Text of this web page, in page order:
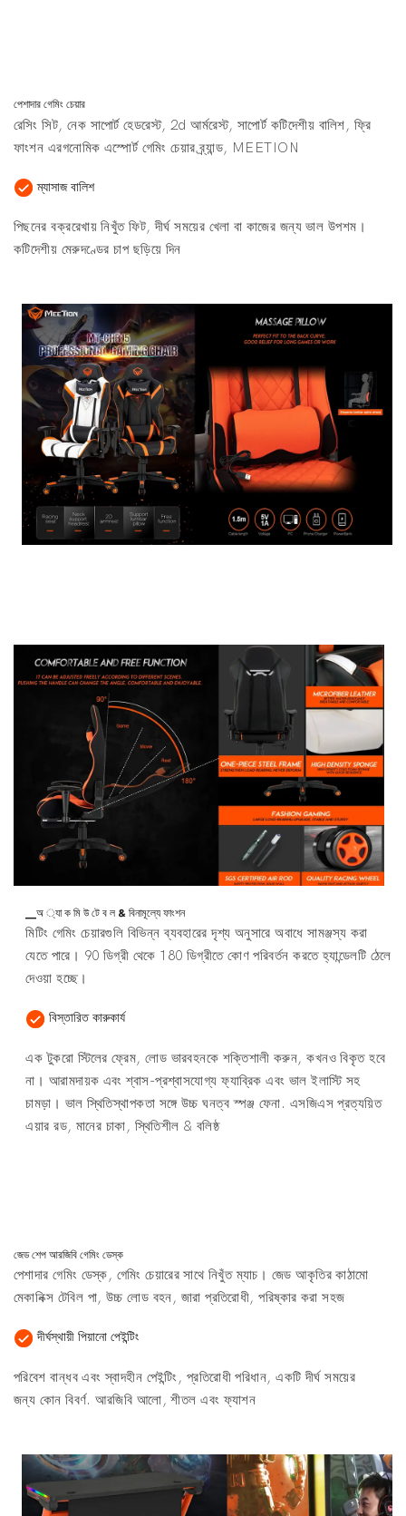
পেশাদার গেমিং চেয়ার
রেসিং সিট, নেক সাপোর্ট হেডরেস্ট, 2d আর্মরেস্ট, সাপোর্ট কটিদেশীয় বালিশ, ফ্রি
ফাংশন এরগনোমিক এস্পোর্ট গেমিং চেয়ার ব্র্যান্ড, MEETION
ম্যাসাজ বালিশ
পিছনের বক্ররেখায় নিখুঁত ফিট, দীর্ঘ সময়ের খেলা বা কাজের জন্য ভাল উপশম।
কটিদেশীয় মেরুদণ্ডের চাপ ছড়িয়ে দিন
▁অ ্যা ক মি উ টে ব ল & বিনামূল্যে ফাংশন
মিটিং গেমিং চেয়ারগুলি বিভিন্ন ব্যবহারের দৃশ্য অনুসারে অবাধে সামঞ্জস্য করা
যেতে পারে। 90 ডিগ্রী থেকে 180 ডিগ্রীতে কোণ পরিবর্তন করতে হ্যান্ডেলটি ঠেলে
দেওয়া হচ্ছে।
বিস্তারিত কারুকার্য
এক টুকরো স্টিলের ফ্রেম, লোড ভারবহনকে শক্তিশালী করুন, কখনও বিকৃত হবে
না। আরামদায়ক এবং শ্বাস-প্রশ্বাসযোগ্য ফ্যাব্রিক এবং ভাল ইলাস্টি সহ
চামড়া। ভাল স্থিতিস্থাপকতা সঙ্গে উচ্চ ঘনত্ব স্পঞ্জ ফেনা. এসজিএস প্রত্যয়িত
এয়ার রড, মানের চাকা, স্থিতিশীল & বলিষ্ঠ
জেড শেপ আরজিবি গেমিং ডেস্ক
পেশাদার গেমিং ডেস্ক, গেমিং চেয়ারের সাথে নিখুঁত ম্যাচ। জেড আকৃতির কাঠামো
মেকানিক্স টেবিল পা, উচ্চ লোড বহন, জারা প্রতিরোধী, পরিষ্কার করা সহজ
দীর্ঘস্থায়ী পিয়ানো পেইন্টিং
পরিবেশ বান্ধব এবং স্বাদহীন পেইন্টিং, প্রতিরোধী পরিধান, একটি দীর্ঘ সময়ের
জন্য কোন বিবর্ণ. আরজিবি আলো, শীতল এবং ফ্যাশন